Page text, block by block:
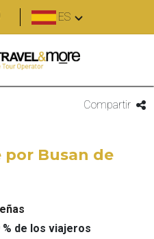
ES
Compartir
por Busan de
de los viajeros